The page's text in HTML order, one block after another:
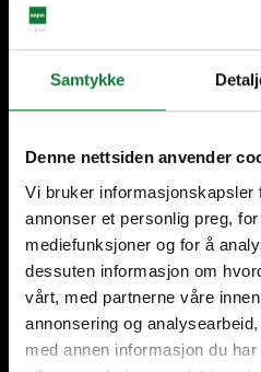
Samtykke
Denne nettsiden anvender
Vi bruker informasjonskapsler
annonser et personlig preg,
mediefunksjoner og for å
dessuten informasjon om
vårt, med partnerne våre
annonsering og
med annen informasjon du
Güvenlik
Profesyonel Hizmetler
Mimarlar
Uygulamacılar
Yatırımcılar ve müşteriler
Hizmetler
Cephe Danışmanları